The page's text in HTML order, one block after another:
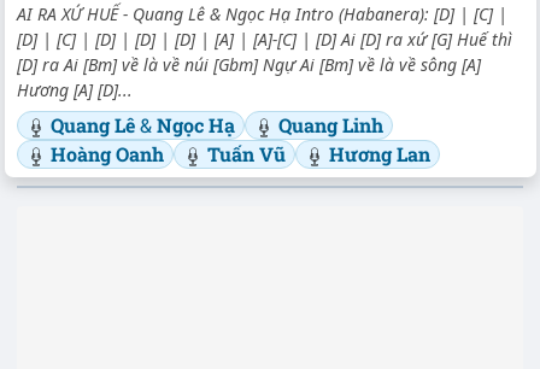
AI RA XỨ HUẾ - Quang Lê & Ngọc Hạ Intro (Habanera): [D] | [C] |
[D] | [C] | [D] | [D] | [D] | [A] | [A]-[C] | [D] Ai [D] ra xứ [G] Huế thì
[D] ra Ai [Bm] về là về núi [Gbm] Ngự Ai [Bm] về là về sông [A]
Hương [A] [D]...
Quang Lê&Ngọc Hạ
Quang Linh
Hoàng Oanh
Tuấn Vũ Hương Lan